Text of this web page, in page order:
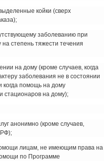
койки (сверх
заболеванию при
степень тяжести течения
на дому (кроме случаев, когда
заболевания не в состоянии
когда помощь на дому
стационаров на дому);
анонимно (кроме случаев,
РФ);
лицам, не имеющим права на
по Программе